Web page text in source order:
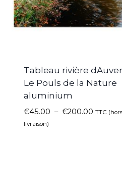
Tableau rivière
Le Pouls de la Nature
aluminium
€45.00 – €200.00 TTC (hors
livraison)